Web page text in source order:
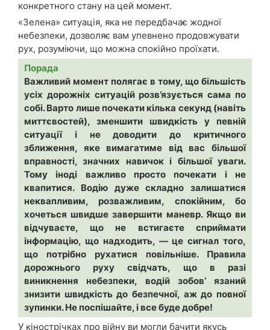
конкретного стану на цей момент.
«Зелена» ситуація, яка не передбачає жодної
небезпеки, дозволяє вам упевнено продовжувати
рух, розуміючи, що можна спокійно проїхати.
Порада
Важливий момент полягає в тому, що більшість
усіх дорожніх ситуацій розв’язується сама по
собі. Варто лише почекати кілька секунд (навіть
миттєвостей), зменшити швидкість у певній
ситуації і не доводити до критичного
зближення, яке вимагатиме від вас більшої
вправності, значних навичок і більшої уваги.
Тому іноді важливо просто почекати і не
квапитися. Водію дуже складно залишатися
неквапливим, розважливим, спокійним, бо
хочеться швидше завершити маневр. Якщо ви
відчуваєте, що не встигаєте сприймати
інформацію, що надходить, — це сигнал того,
що потрібно рухатися повільніше. Правила
дорожнього руху свідчать, що в разі
виникнення небезпеки, водій зобов’ язаний
знизити швидкість до безпечної, аж до повної
зупинки. Не поспішайте, і все буде добре!
У кінострічках про війну ви могли бачити якусь